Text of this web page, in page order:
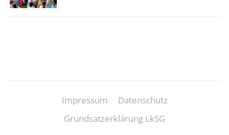
Impressum
Datenschutz
Grundsatzerklärung LkSG